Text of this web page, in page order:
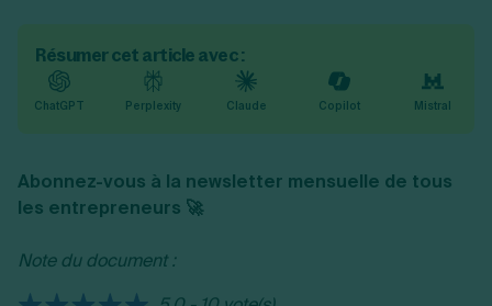
Résumer cet article avec :
ChatGPT Perplexity Claude Copilot Mistral
Abonnez-vous à la newsletter mensuelle de tous
les entrepreneurs 🚀
Note du document :